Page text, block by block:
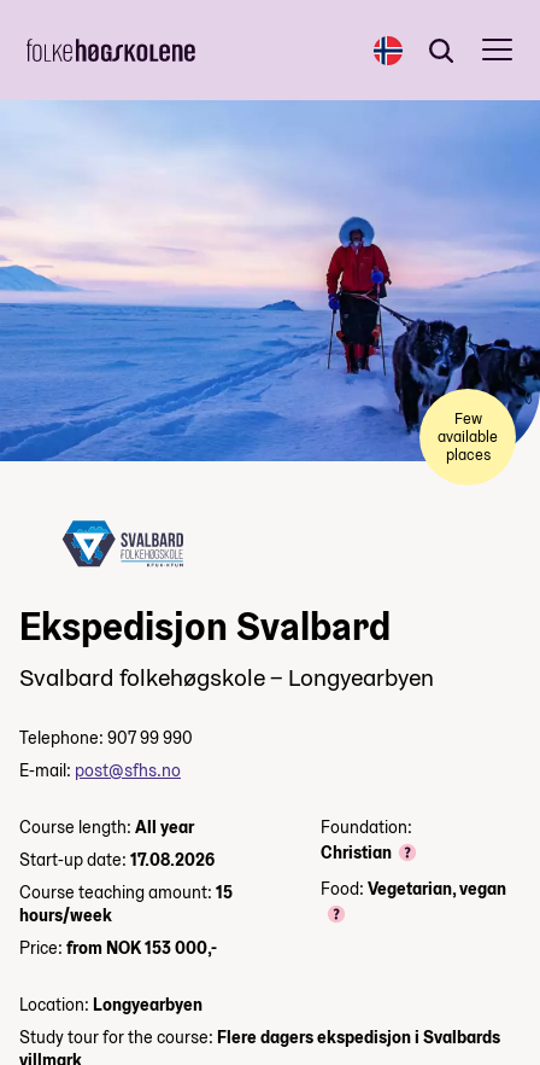
Norsk Search
Search
Few
available
places
Ekspedisjon Svalbard
Svalbard folkehøgskole – Longyearbyen
Telephone: 907 99 990
E-mail: post@sfhs.no
Course length: All year
Start-up date: 17.08.2026
Course teaching amount: 15
hours/week
Price: from NOK 153 000,-
Foundation:
Christian
Food: Vegetarian, vegan
Location: Longyearbyen
Study tour for the course: Flere dagers ekspedisjon i Svalbards
villmark